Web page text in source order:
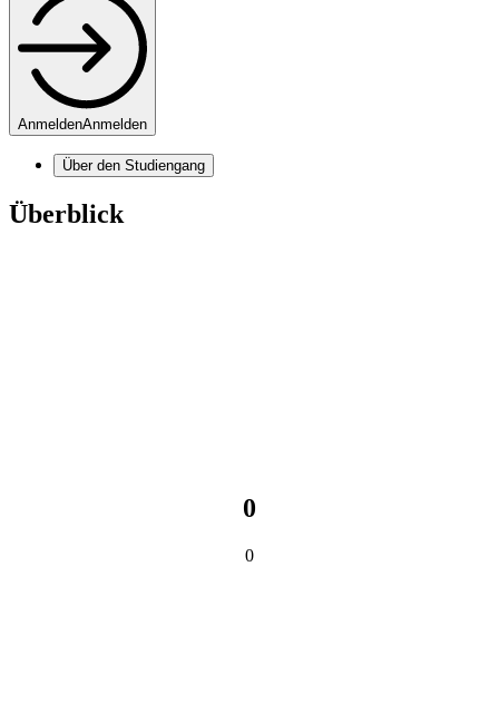
AnmeldenAnmelden
Über den Studiengang
Überblick
0
0